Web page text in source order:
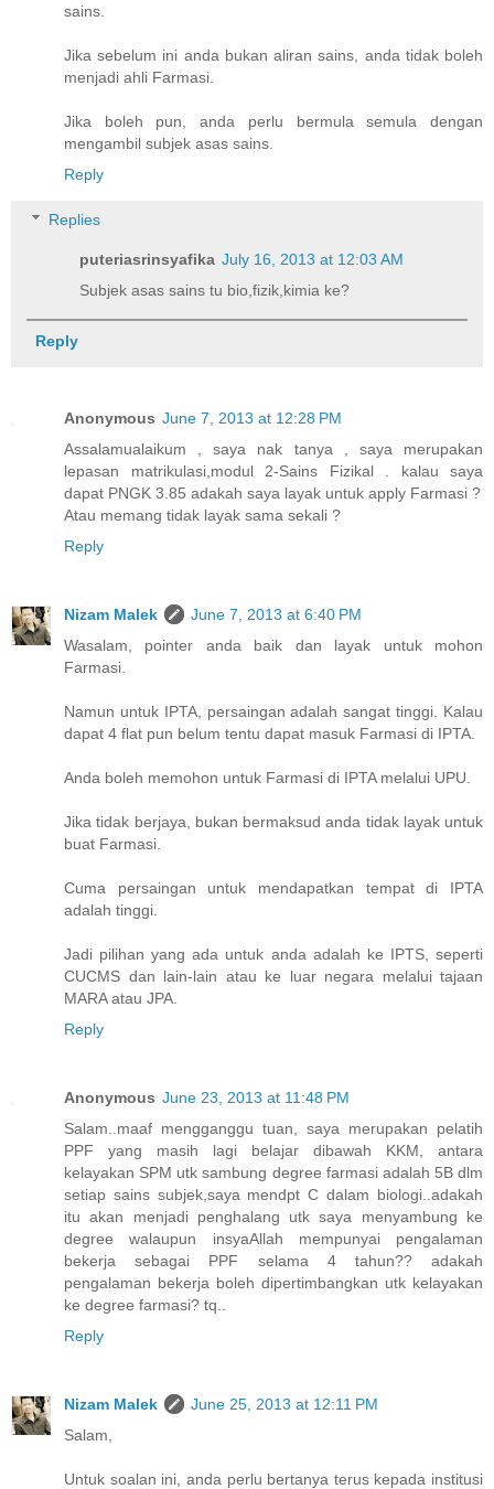
sains.
Jika sebelum ini anda bukan aliran sains, anda tidak boleh
menjadi ahli Farmasi.
Jika boleh pun, anda perlu bermula semula dengan
mengambil subjek asas sains.
Reply
Replies
puteriasrinsyafika July 16, 2013 at 12:03 AM
Subjek asas sains tu bio,fizik,kimia ke?
Reply
Anonymous June 7, 2013 at 12:28 PM
Assalamualaikum , saya nak tanya , saya merupakan
lepasan matrikulasi,modul 2-Sains Fizikal . kalau saya
dapat PNGK 3.85 adakah saya layak untuk apply Farmasi ?
Atau memang tidak layak sama sekali ?
Reply
Nizam Malek
June 7, 2013 at 6:40 PM
Wasalam, pointer anda baik dan layak untuk mohon
Farmasi.
Namun untuk IPTA, persaingan adalah sangat tinggi. Kalau
dapat 4 flat pun belum tentu dapat masuk Farmasi di IPTA.
Anda boleh memohon untuk Farmasi di IPTA melalui UPU.
Jika tidak berjaya, bukan bermaksud anda tidak layak untuk
buat Farmasi.
Cuma persaingan untuk mendapatkan tempat di IPTA
adalah tinggi.
Jadi pilihan yang ada untuk anda adalah ke IPTS, seperti
CUCMS dan lain-lain atau ke luar negara melalui tajaan
MARA atau JPA.
Reply
Anonymous June 23, 2013 at 11:48 PM
Salam..maaf mengganggu tuan, saya merupakan pelatih
PPF yang masih lagi belajar dibawah KKM, antara
kelayakan SPM utk sambung degree farmasi adalah 5B dlm
setiap sains subjek,saya mendpt C dalam biologi..adakah
itu akan menjadi penghalang utk saya menyambung ke
degree walaupun insyaAllah mempunyai pengalaman
bekerja sebagai PPF selama 4 tahun?? adakah
pengalaman bekerja boleh dipertimbangkan utk kelayakan
ke degree farmasi? tq..
Reply
Nizam Malek
June 25, 2013 at 12:11 PM
Salam,
Untuk soalan ini, anda perlu bertanya terus kepada institusi